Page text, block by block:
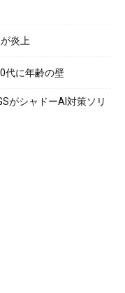
炎上
代に年齢の壁
がシャドーAI対策ソリ